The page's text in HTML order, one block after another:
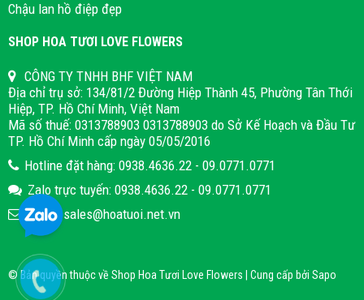
Chậu lan hồ điệp đẹp
SHOP HOA TƯƠI LOVE FLOWERS
CÔNG TY TNHH BHF VIỆT NAM
Địa chỉ trụ sở: 134/81/2 Đường Hiệp Thành 45, Phường Tân Thới
Hiệp, TP. Hồ Chí Minh, Việt Nam
Mã số thuế: 0313788903 0313788903 do Sở Kế Hoạch và Đầu Tư
TP. Hồ Chí Minh cấp ngày 05/05/2016
Hotline đặt hàng: 0938.4636.22 - 09.0771.0771
Zalo trực tuyến: 0938.4636.22 - 09.0771.0771
Email: sales@hoatuoi.net.vn
© Bản quyền thuộc về Shop Hoa Tươi Love Flowers | Cung cấp bởi Sapo